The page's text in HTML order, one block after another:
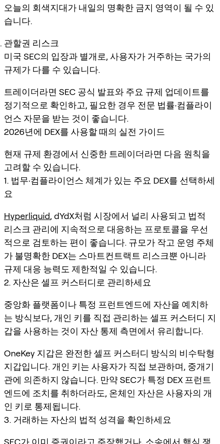
오늘의 회색지대가 내일의 명확한 금지 영역이 될 수 있
습니다.
관할권 리스크
미국 SEC의 입장과 별개로, 사용자가 거주하는 국가의
규제가 다를 수 있습니다.
트레이더라면 SEC 공식 발표와 주요 규제 업데이트를
정기적으로 확인하고, 필요한 경우 전문 법률·컴플라이
언스 자문을 받는 것이 좋습니다.
2026년에 DEX를 사용할 때의 실전 가이드
현재 규제 환경에서 신중한 트레이더라면 다음 원칙을
고려할 수 있습니다.
1. 법무·컴플라이언스 체계가 있는 주요 DEX를 선택하세
요
Hyperliquid, dYdX처럼 시장에서 널리 사용되고 법적
리스크 관리에 지속적으로 대응하는 프로토콜을 우선
적으로 검토하는 편이 좋습니다. 규모가 작고 운영 주체
가 불명확한 DEX는 스마트컨트랙트 리스크뿐 아니라
규제 대응 능력도 제한적일 수 있습니다.
2. 자산은 셀프 커스터디로 관리하세요
중앙화 플랫폼이나 특정 프런트엔드에 자산을 예치하
는 방식보다, 개인 키를 직접 관리하는 셀프 커스터디 지
갑을 사용하는 것이 자산 통제 측면에서 유리합니다.
OneKey 지갑은 완전한 셀프 커스터디 방식의 비수탁형
지갑입니다. 개인 키는 사용자가 직접 보관하며, 중개기
관에 의존하지 않습니다. 만약 SEC가 특정 DEX 프런트
엔드에 조치를 취하더라도, 온체인 자산은 사용자의 개
인 키로 통제됩니다.
3. 거래하는 자산의 법적 성격을 확인하세요
SEC가 이미 증권이라고 주장했거나, 소송에서 핵심 쟁